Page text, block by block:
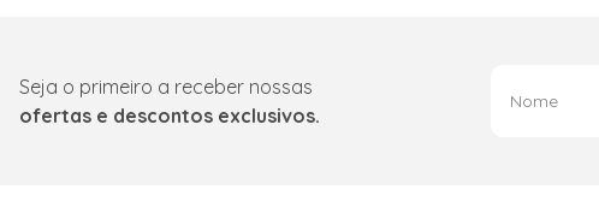
Seja o primeiro a receber nossas
ofertas e descontos exclusivos.